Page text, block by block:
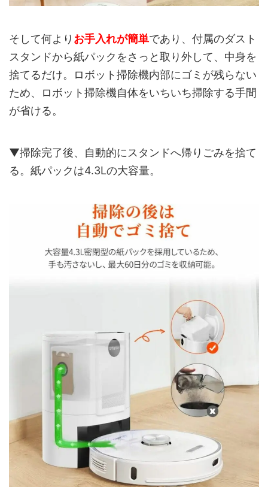
そして何より お手入れが簡単であり、付属のダスト
スタンドから紙パックをさっと取り外して、中身を
捨てるだけ。ロボット掃除機内部にゴミが残らない
ため、ロボット掃除機自体をいちいち掃除する手間
が省ける。
▼掃除完了後、自動的にスタンドへ帰りごみを捨て
る。紙パックは4.3Lの大容量。